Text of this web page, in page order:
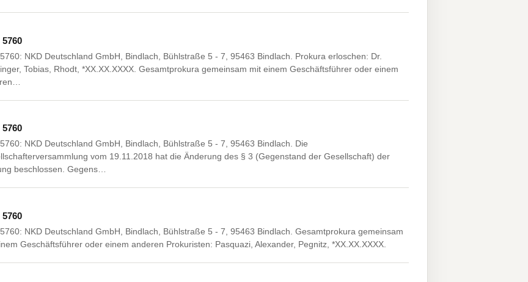
NKD Deutschland GmbH, Bindlach, Bühlstraße 5 - 7, 95463 Bindlach. Prokura erloschen: Dr.
Tobias, Rhodt, *XX.XX.XXXX. Gesamtprokura gemeinsam mit einem Geschäftsführer oder einem
NKD Deutschland GmbH, Bindlach, Bühlstraße 5 - 7, 95463 Bindlach. Die
vom 19.11.2018 hat die Änderung des § 3 (Gegenstand der Gesellschaft) der
beschlossen. Gegens…
NKD Deutschland GmbH, Bindlach, Bühlstraße 5 - 7, 95463 Bindlach. Gesamtprokura gemeinsam
Geschäftsführer oder einem anderen Prokuristen: Pasquazi, Alexander, Pegnitz, *XX.XX.XXXX.